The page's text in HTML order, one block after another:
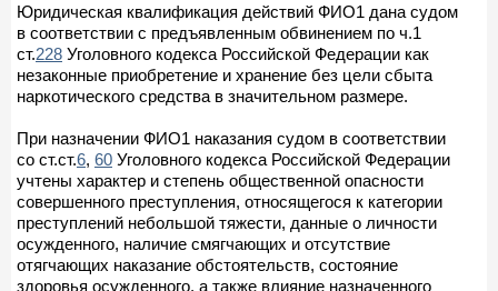
Юридическая квалификация действий ФИО1 дана судом
в соответствии с предъявленным обвинением по ч.1
ст.228 Уголовного кодекса Российской Федерации как
незаконные приобретение и хранение без цели сбыта
наркотического средства в значительном размере.
При назначении ФИО1 наказания судом в соответствии
со ст.ст.6, 60 Уголовного кодекса Российской Федерации
учтены характер и степень общественной опасности
совершенного преступления, относящегося к категории
преступлений небольшой тяжести, данные о личности
осужденного, наличие смягчающих и отсутствие
отягчающих наказание обстоятельств, состояние
здоровья осужденного, а также влияние назначенного